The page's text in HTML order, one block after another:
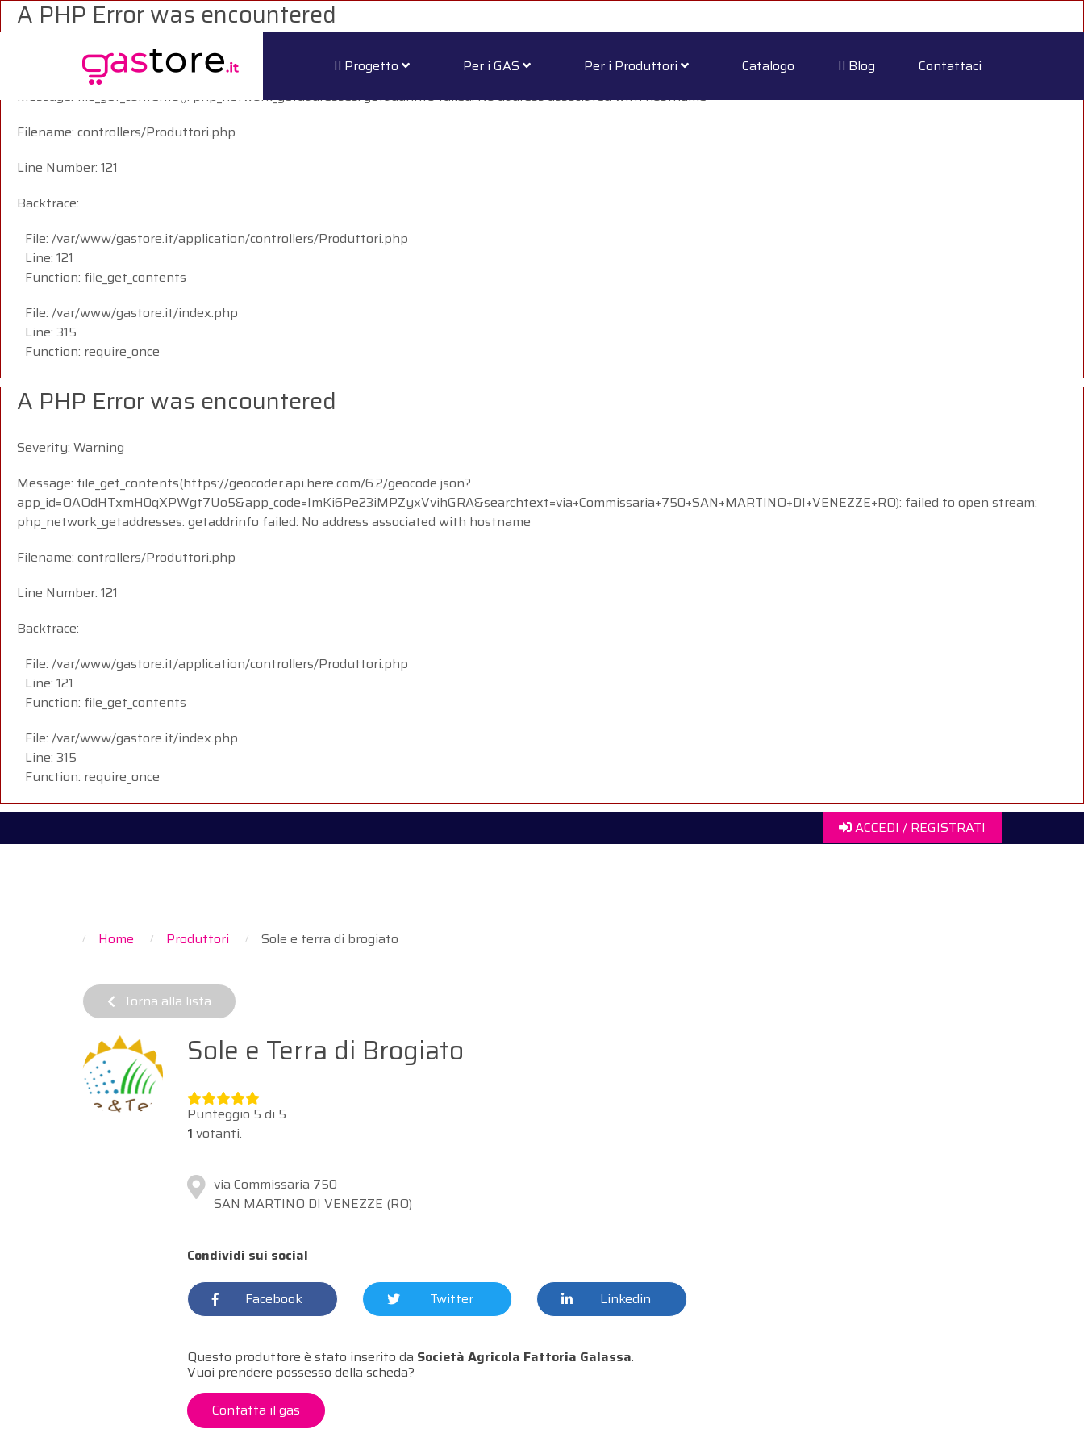
A PHP Error was encountered
Severity: Warning
Message: file_get_contents(): php_network_getaddresses: getaddrinfo failed: No address associated with hostname
Filename: controllers/Produttori.php
Line Number: 121
Backtrace:
File: /var/www/gastore.it/application/controllers/Produttori.php
Line: 121
Function: file_get_contents
File: /var/www/gastore.it/index.php
Line: 315
Function: require_once
A PHP Error was encountered
Severity: Warning
Message: file_get_contents(https://geocoder.api.here.com/6.2/geocode.json?
app_id=OAOdHTxmH0qXPWgt7Uo5&app_code=ImKi6Pe23iMPZyxVvihGRA&searchtext=via+Commissaria+750+SAN+MARTINO+DI+VENEZZE+RO): failed to open stream:
php_network_getaddresses: getaddrinfo failed: No address associated with hostname
Filename: controllers/Produttori.php
Line Number: 121
Backtrace:
File: /var/www/gastore.it/application/controllers/Produttori.php
Line: 121
Function: file_get_contents
File: /var/www/gastore.it/index.php
Line: 315
Function: require_once
ACCEDI / REGISTRATI
Il Progetto Per i GAS Per i Produttori Catalogo Il Blog Contattaci
Home Produttori Sole e terra di brogiato
Torna alla lista
Sole e Terra di Brogiato
Punteggio 5 di 5
1 votanti.
via Commissaria 750
SAN MARTINO DI VENEZZE (RO)
Condividi sui social
Facebook Twitter Linkedin
Questo produttore è stato inserito da Società Agricola Fattoria Galassa.
Vuoi prendere possesso della scheda?
Contatta il gas